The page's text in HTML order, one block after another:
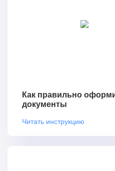
Как правильно
документы
Читать инструкцию